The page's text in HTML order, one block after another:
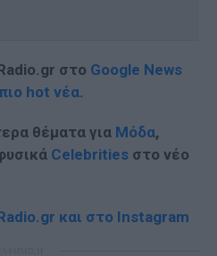
στο Google News
hot νέα.
θέματα για Μόδα,
Celebrities στο νέο
και στο Instagram